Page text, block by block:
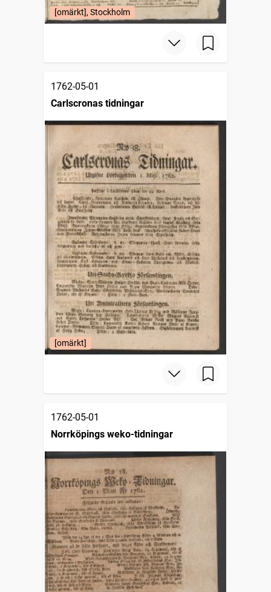
[omärkt], Stockholm
1762-05-01
Carlscronas tidningar
[omärkt]
1762-05-01
Norrköpings weko-tidningar